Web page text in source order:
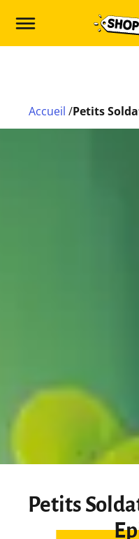
Accueil /Petits
Petits